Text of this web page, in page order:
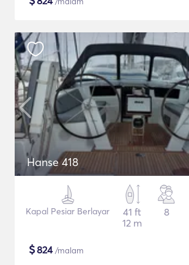
Hanse 418
Kapal Pesiar Berlayar
41 ft
12 m
8
$824/malam